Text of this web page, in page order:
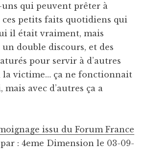
uns qui peuvent prêter à
petits faits quotidiens qui
il était vraiment, mais
double discours, et des
pour servir à d’autres
la victime… ça ne fonctionnait
mais avec d’autres ça a
issu du Forum France
: 4eme Dimension le 03-09-